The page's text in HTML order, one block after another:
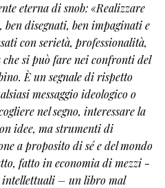
eterna di snob: «Realizzare
disegnati, ben impaginati e
con serietà, professionalità,
che si può fare nei confronti del
È un segnale di rispetto
messaggio ideologico o
nel segno, interessare la
idee, ma strumenti di
a proposito di sé e del mondo
fatto in economia di mezzi -
intellettuali – un libro mal